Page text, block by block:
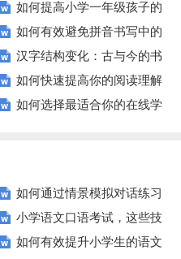
如何提高小学一年级孩子的
音节识别能力？这里有妙招！
如何有效避免拼音书写中的
常见错误？
汉字结构变化：古与今的书
写艺术有何不同？
如何快速提高你的阅读理解
水平？这些小技巧要知道！
如何选择最适合你的在线学
如何通过情景模拟对话练习
提高你的沟通能力？
小学语文口语考试，这些技
巧让孩子自信应考？
如何有效提升小学生的语文